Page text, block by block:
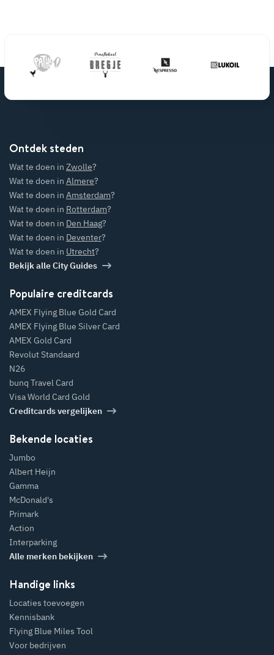
Ontdek steden
Wat te doen in Zwolle?
Wat te doen in Almere?
Wat te doen in Amsterdam?
Wat te doen in Rotterdam?
Wat te doen in Den Haag?
Wat te doen in Deventer?
Wat te doen in Utrecht?
Bekijk alle City Guides
Populaire creditcards
AMEX Flying Blue Gold Card
AMEX Flying Blue Silver Card
AMEX Gold Card
Revolut Standaard
N26
bunq Travel Card
Visa World Card Gold
Creditcards vergelijken
Bekende locaties
Jumbo
Albert Heijn
Gamma
McDonald's
Primark
Action
Interparking
Alle merken bekijken
Handige links
Locaties toevoegen
Kennisbank
Flying Blue Miles Tool
Voor bedrijven